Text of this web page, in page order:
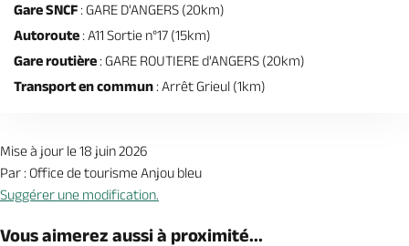
Gare SNCF : GARE D'ANGERS (20km)
Autoroute : A11 Sortie n°17 (15km)
Gare routière : GARE ROUTIERE d'ANGERS (20km)
Transport en commun : Arrêt Grieul (1km)
Mise à jour le 18 juin 2026
Par : Office de tourisme Anjou bleu
Suggérer une modification.
Vous aimerez aussi à proximité...